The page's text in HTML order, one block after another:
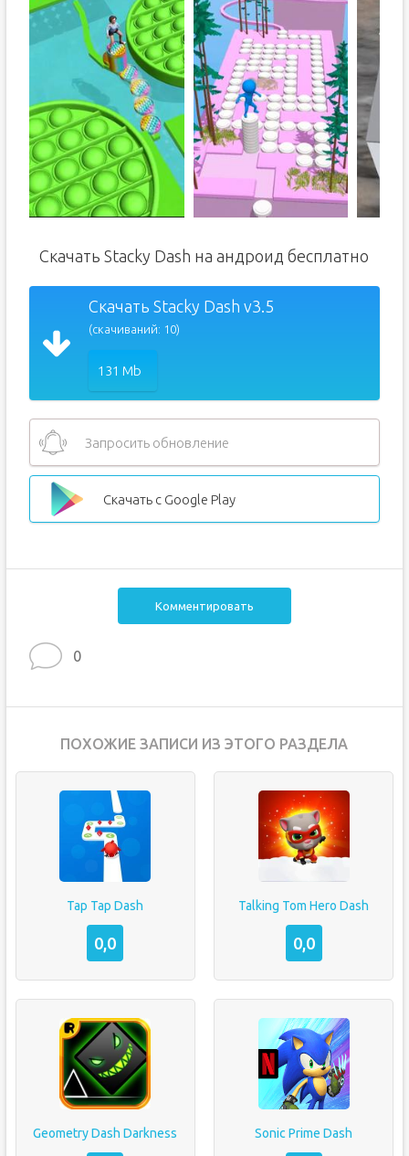
Скачать Stacky Dash на андроид бесплатно
Скачать Stacky Dash v3.5
(скачиваний: 10)
131 Mb
Запросить обновление
Скачать с Google Play
Комментировать
0
ПОХОЖИЕ ЗАПИСИ ИЗ ЭТОГО РАЗДЕЛА
Tap Tap Dash
0,0
Talking Tom Hero Dash
0,0
Geometry Dash Darkness Sonic Prime Dash